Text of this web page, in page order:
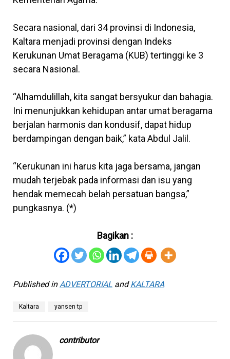
Secara nasional, dari 34 provinsi di Indonesia,
Kaltara menjadi provinsi dengan Indeks
Kerukunan Umat Beragama (KUB) tertinggi ke 3
secara Nasional.
“Alhamdulillah, kita sangat bersyukur dan bahagia.
Ini menunjukkan kehidupan antar umat beragama
berjalan harmonis dan kondusif, dapat hidup
berdampingan dengan baik,” kata Abdul Jalil.
“Kerukunan ini harus kita jaga bersama, jangan
mudah terjebak pada informasi dan isu yang
hendak memecah belah persatuan bangsa,”
pungkasnya. (*)
Bagikan :
Published in ADVERTORIALandKALTARA
Kaltara yansen tp
contributor